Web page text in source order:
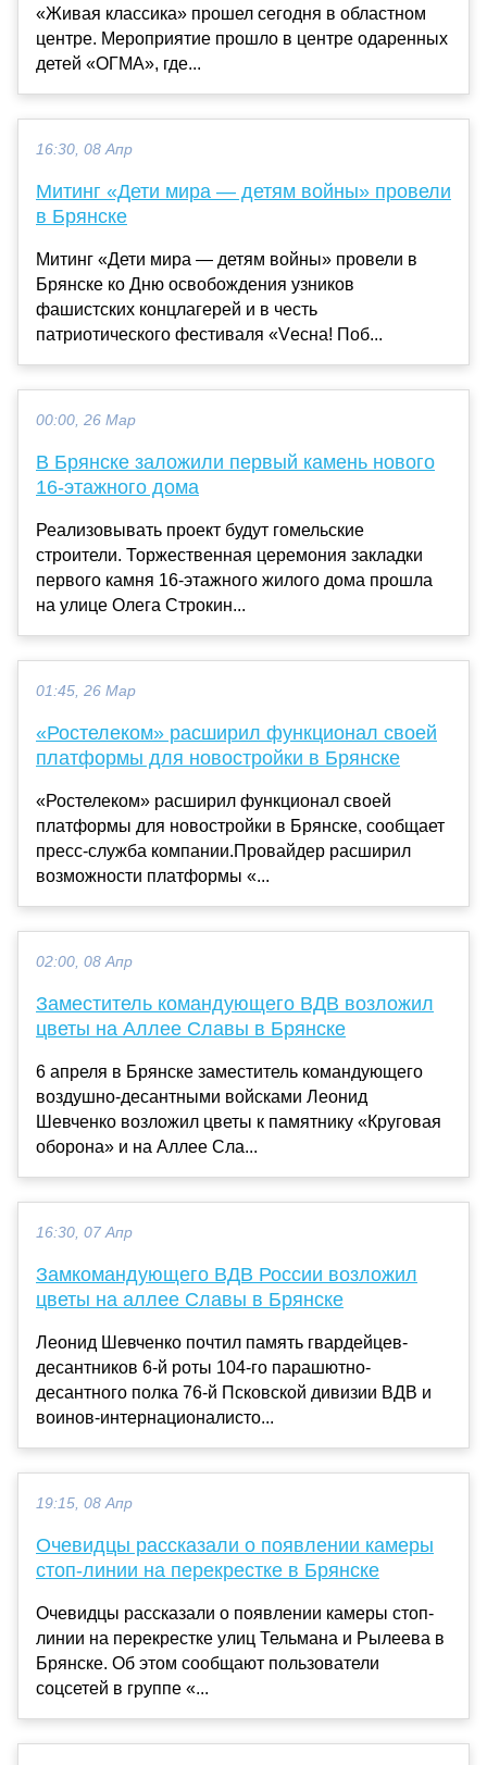
«Живая классика» прошел сегодня в областном
центре. Мероприятие прошло в центре одаренных
детей «ОГМА», где...
16:30, 08 Апр
Митинг «Дети мира — детям войны» провели
в Брянске
Митинг «Дети мира — детям войны» провели в
Брянске ко Дню освобождения узников
фашистских концлагерей и в честь
патриотического фестиваля «Vесна! Поб...
00:00, 26 Мар
В Брянске заложили первый камень нового
16-этажного дома
Реализовывать проект будут гомельские
строители. Торжественная церемония закладки
первого камня 16-этажного жилого дома прошла
на улице Олега Строкин...
01:45, 26 Мар
«Ростелеком» расширил функционал своей
платформы для новостройки в Брянске
«Ростелеком» расширил функционал своей
платформы для новостройки в Брянске, сообщает
пресс-служба компании.Провайдер расширил
возможности платформы «...
02:00, 08 Апр
Заместитель командующего ВДВ возложил
цветы на Аллее Славы в Брянске
6 апреля в Брянске заместитель командующего
воздушно-десантными войсками Леонид
Шевченко возложил цветы к памятнику «Круговая
оборона» и на Аллее Сла...
16:30, 07 Апр
Замкомандующего ВДВ России возложил
цветы на аллее Славы в Брянске
Леонид Шевченко почтил память гвардейцев-
десантников 6-й роты 104-го парашютно-
десантного полка 76-й Псковской дивизии ВДВ и
воинов-интернационалисто...
19:15, 08 Апр
Очевидцы рассказали о появлении камеры
стоп-линии на перекрестке в Брянске
Очевидцы рассказали о появлении камеры стоп-
линии на перекрестке улиц Тельмана и Рылеева в
Брянске. Об этом сообщают пользователи
соцсетей в группе «...